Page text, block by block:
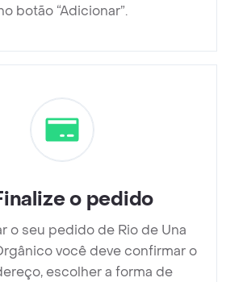
botão “Adicionar”.
o pedido
o seu pedido de Rio de Una
você deve confirmar o
escolher a forma de